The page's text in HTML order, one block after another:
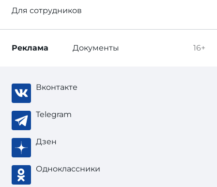
Для сотрудников
16+
Реклама Документы
Вконтакте
Telegram
Дзен
Одноклассники